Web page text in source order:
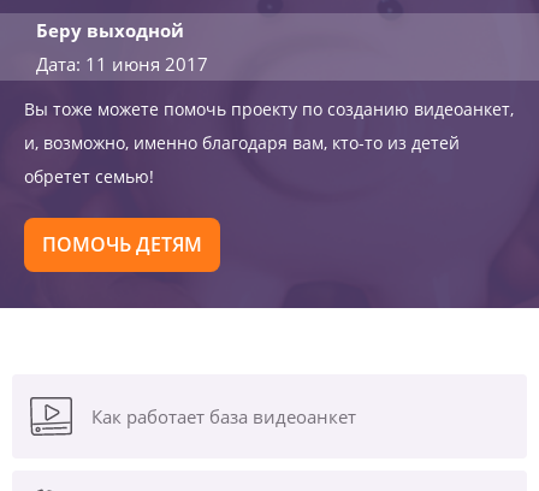
Беру выходной
Дата: 11 июня 2017
Вы тоже можете помочь проекту по созданию видеоанкет,
и, возможно, именно благодаря вам, кто-то из детей
обретет семью!
ПОМОЧЬ ДЕТЯМ
Как работает база видеоанкет